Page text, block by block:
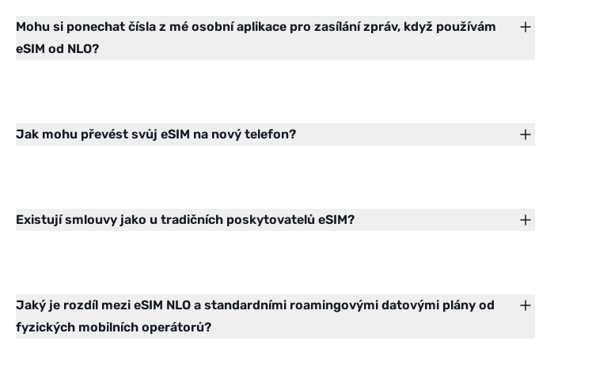
Mohu si ponechat čísla z mé osobní aplikace pro zasílání zpráv, když používám
eSIM od NLO?
Jak mohu převést svůj eSIM na nový telefon?
Existují smlouvy jako u tradičních poskytovatelů eSIM?
Jaký je rozdíl mezi eSIM NLO a standardními roamingovými datovými plány od
fyzických mobilních operátorů?